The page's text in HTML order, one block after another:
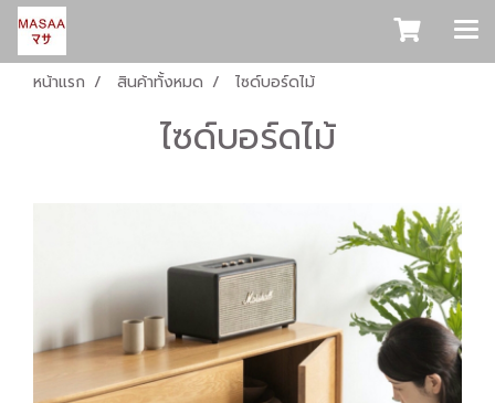
หน้าแรก สินค้าทั้งหมด ไซด์บอร์ดไม้
ไซด์บอร์ดไม้